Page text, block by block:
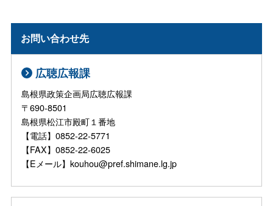
お問い合わせ先
広聴広報課
島根県政策企画局広聴広報課
〒690-8501
島根県松江市殿町１番地
【電話】0852-22-5771
【FAX】0852-22-6025
【Eメール】kouhou@pref.shimane.lg.jp